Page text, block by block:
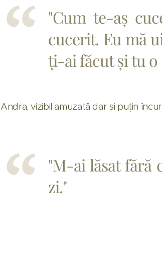
"Cum te-aș
cucerit. Eu mă
ți-ai făcut și tu o
Andra, vizibil amuzată dar și puțin
"M-ai lăsat fără
zi."